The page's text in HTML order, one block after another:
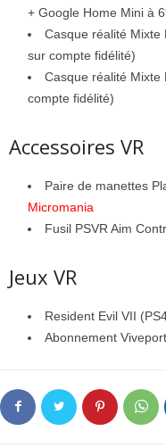
+ Google Home Mini à
Casque réalité
sur compte fidélité)
Casque réalité Mixte
compte fidélité)
Accessoires VR
Paire de manettes
Micromania
Fusil PSVR Aim
Jeux VR
Resident Evil VII
Abonnement